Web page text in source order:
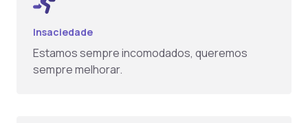
Insaciedade
Estamos sempre incomodados, queremos
sempre melhorar.